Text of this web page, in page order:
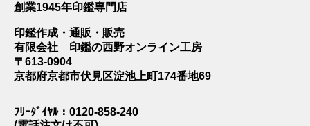
創業1945年印鑑専門店
印鑑作成・通販・販売
有限会社 印鑑の西野オンライン工房
〒613-0904
京都府京都市伏見区淀池上町174番地69
ﾌﾘｰﾀﾞｲﾔﾙ：0120-858-240